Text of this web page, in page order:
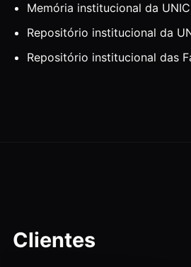
Memória institucional da
Repositório institucional da
Repositório institucional das
Clientes